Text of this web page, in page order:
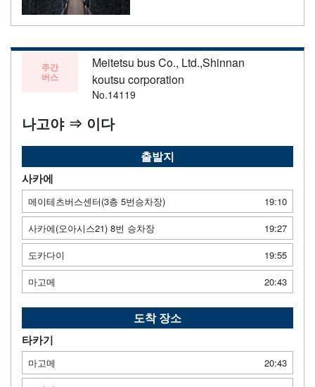
주간
버스
Meitetsu bus Co., Ltd.,Shinnan
koutsu corporation
No.14119
나고야 ⇒ 이다
출발지
사카에
메이테츠버스센터(3층 5번승차장)
19:10
사카에(오아시스21) 8번 승차장
19:27
도카다이
19:55
마고메
20:43
도착 장소
타카기
마고메
20:43